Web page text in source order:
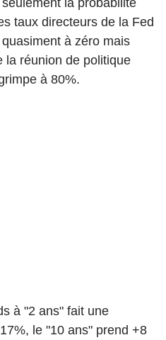
taux directeurs de la Fed
à zéro mais
la réunion de politique
à 80%.
à "2 ans" fait une
le "10 ans" prend +8